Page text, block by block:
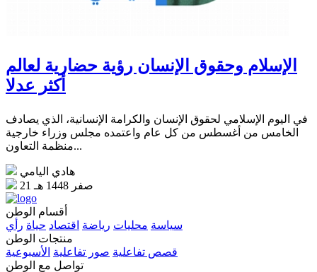
الإسلام وحقوق الإنسان رؤية حضارية لعالم
أكثر عدلا
في اليوم الإسلامي لحقوق الإنسان والكرامة الإنسانية، الذي يصادف
الخامس من أغسطس من كل عام واعتمده مجلس وزراء خارجية
منظمة التعاون...
هادي اليامي
21 صفر 1448 هـ
أقسام الوطن
سياسة محليات رياضة اقتصاد حياة رأي
منتجات الوطن
قصص تفاعلية صور تفاعلية الأسبوعية
تواصل مع الوطن